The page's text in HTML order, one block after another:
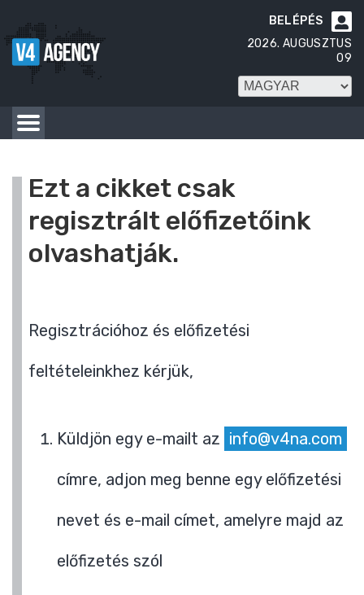

BELÉPÉS
2026. AUGUSZTUS
09
Ezt a cikket csak
regisztrált előfizetőink
olvashatják.
Regisztrációhoz és előfizetési
feltételeinkhez kérjük,
Küldjön egy e-mailt az info@v4na.com
címre, adjon meg benne egy előfizetési
nevet és e-mail címet, amelyre majd az
előfizetés szól